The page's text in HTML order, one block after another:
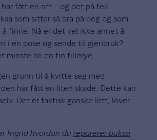
fått en rift – og det på feil
som sitter så bra på deg og som
finne. Nå er det vel ikke annet å
i en pose og sende til gjenbruk?
minste bli en fin fillerye.
grunn til å kvitte seg med
har fått en liten skade. Dette kan
Det er faktisk ganske lett, lover
Ingrid hvordan du reparerer buksa